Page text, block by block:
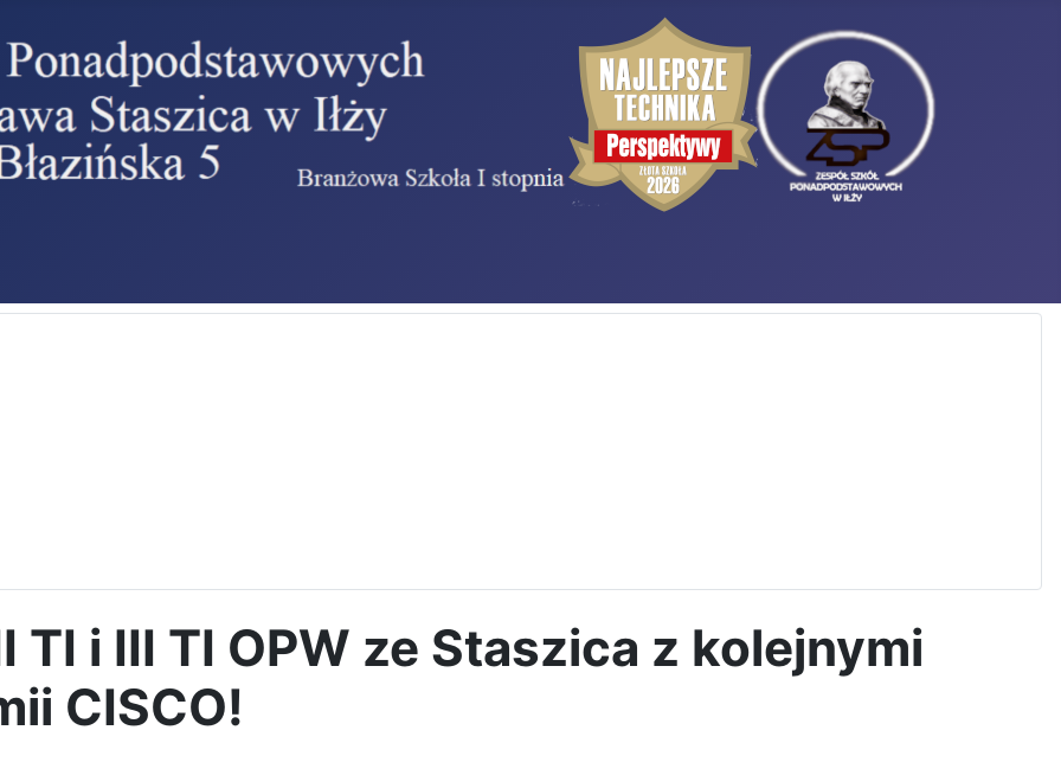
i III TI OPW ze Staszica z kolejnymi
CISCO!